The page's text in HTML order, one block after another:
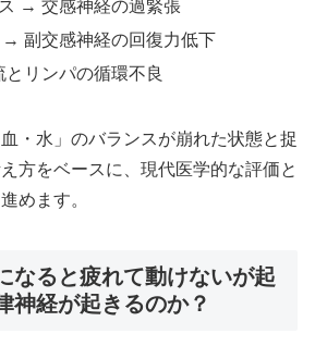
→ 交感神経の過緊張
→ 副交感神経の回復力低下
リンパの循環不良
・水」のバランスが崩れた状態と捉
方をベースに、現代医学的な評価と
めます。
なると疲れて動けないが起
神経が起きるのか？